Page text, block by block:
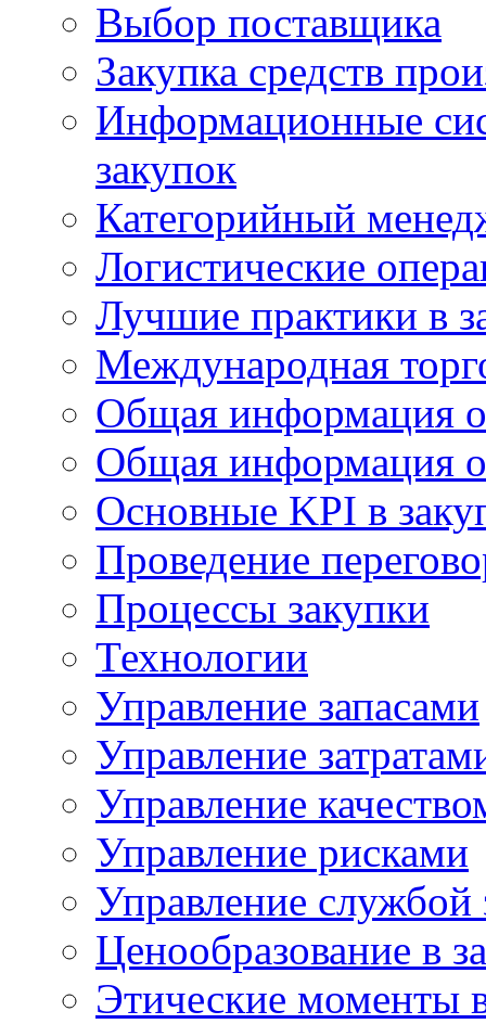
Выбор поставщика
Закупка средств
Информационные
закупок
Категорийный
Логистические
Лучшие практики в
Международная
Общая информация о
Общая информация о
Основные KPI в
Проведение
Процессы закупки
Технологии
Управление запасами
Управление
Управление
Управление рисками
Управление службой
Ценообразование в
Этические моменты